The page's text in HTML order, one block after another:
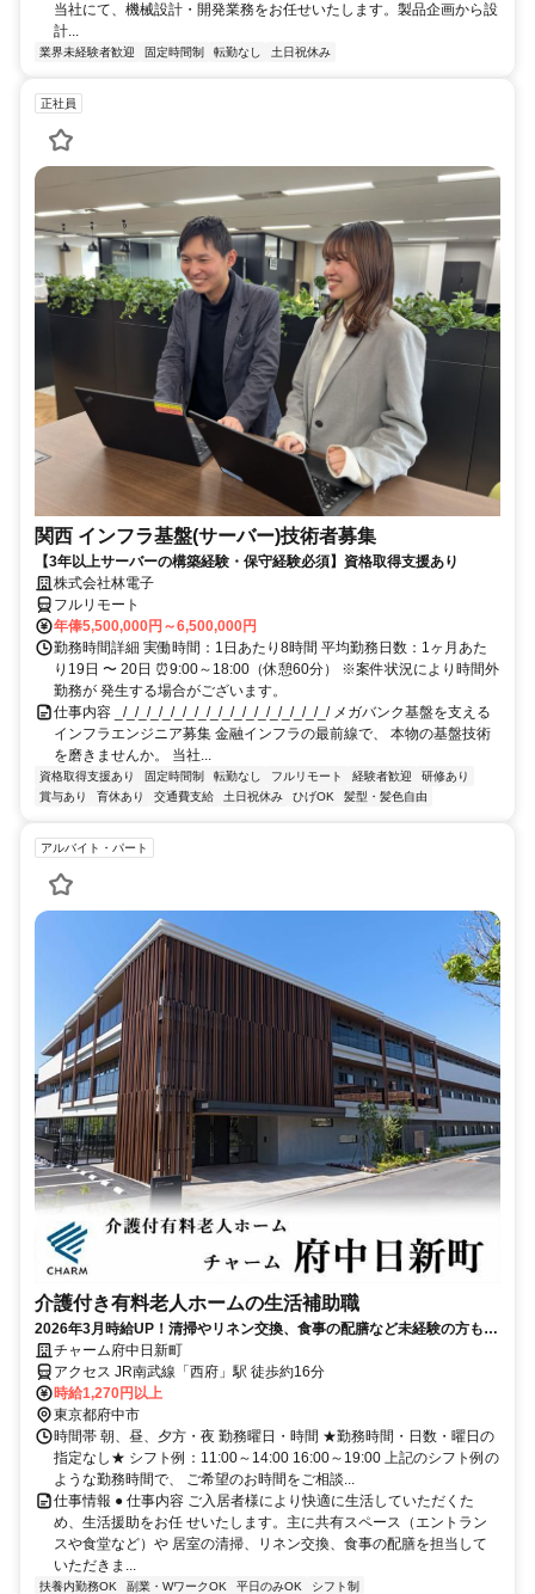
当社にて、機械設計・開発業務をお任せいたします。製品企画から設
計...
業界未経験者歓迎 固定時間制 転勤なし 土日祝休み
正社員
関西 インフラ基盤(サーバー)技術者募集
【3年以上サーバーの構築経験・保守経験必須】資格取得支援あり
株式会社林電子
フルリモート
年俸5,500,000円～6,500,000円
勤務時間詳細 実働時間：1日あたり8時間 平均勤務日数：1ヶ月あた
り19日 〜 20日 ⏰9:00～18:00（休憩60分） ※案件状況により時間外
勤務が 発生する場合がございます。
仕事内容 _/_/_/_/_/_/_/_/_/_/_/_/_/_/_/_/_/_/ メガバンク基盤を支える
インフラエンジニア募集 金融インフラの最前線で、 本物の基盤技術
を磨きませんか。 当社...
資格取得支援あり 固定時間制 転勤なし フルリモート 経験者歓迎
研修あり
賞与あり
育休あり 交通費支給 土日祝休み ひげOK 髪型・髪色自由
アルバイト・パート
介護付き有料老人ホームの生活補助職
2026年3月時給UP！清掃やリネン交換、食事の配膳など未経験の方も安
心して始められます☆
チャーム府中日新町
アクセス JR南武線「西府」駅 徒歩約16分
時給1,270円以上
東京都府中市
時間帯 朝、昼、夕方・夜 勤務曜日・時間 ★勤務時間・日数・曜日の
指定なし★ シフト例：11:00～14:00 16:00～19:00 上記のシフト例の
ような勤務時間で、 ご希望のお時間をご相談...
仕事情報 ● 仕事内容 ご入居者様により快適に生活していただくた
め、生活援助をお任 せいたします。主に共有スペース（エントラン
スや食堂など）や 居室の清掃、リネン交換、食事の配膳を担当して
いただきま...
扶養内勤務OK 副業・WワークOK 平日のみOK シフト制